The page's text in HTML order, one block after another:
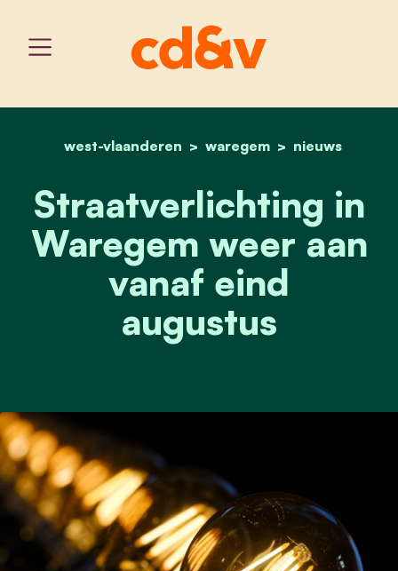
home
west-vlaanderen waregem nieuws
straatverlichting in
Straatverlichting in
Waregem weer aan
vanaf eind
augustus